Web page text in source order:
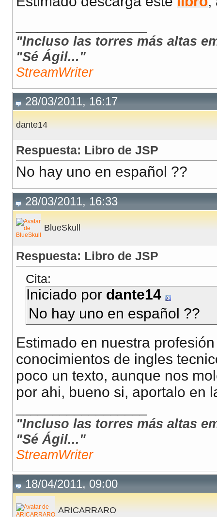
"Incluso las torres más altas
"Sé Ágil..."
StreamWriter
28/03/2011, 16:17
dante14
Respuesta: Libro de JSP
No hay uno en español ??
28/03/2011, 16:33
BlueSkull
Respuesta: Libro de JSP
Cita:
Iniciado por dante14
No hay uno en español ??
Estimado en nuestra
conocimientos de ingles
poco un texto, aunque nos
por ahi, bueno si, aportalo en
"Incluso las torres más altas
"Sé Ágil..."
StreamWriter
18/04/2011, 09:00
ARICARRARO